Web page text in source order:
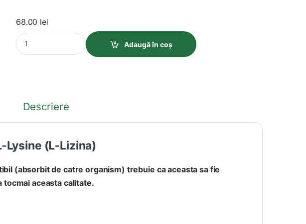
68.00 lei
L-Lysine – 90 capsule quantity
Adaugă în coș
Descriere
Lysine (L-Lizina)
(absorbit de catre organism) trebuie ca aceasta sa fie
tocmai aceasta calitate.